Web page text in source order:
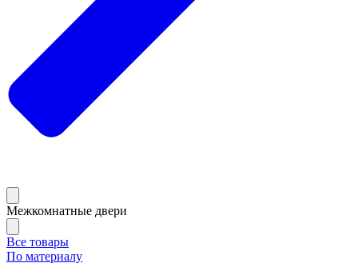
Межкомнатные двери
Все товары
По материалу